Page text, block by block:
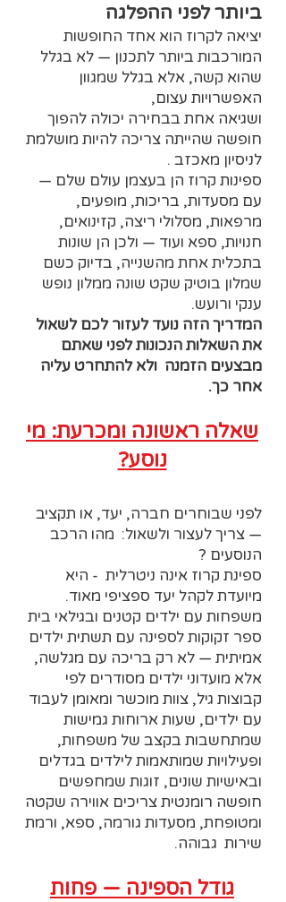
ביותר לפני ההפלגה
יציאה לקרוז הוא אחד החופשות
המורכבות ביותר לתכנון — לא בגלל
שהוא קשה, אלא בגלל שמגוון
האפשרויות עצום,
ושגיאה אחת בבחירה יכולה להפוך
חופשה שהייתה צריכה להיות מושלמת
לניסיון מאכזב .
ספינות קרוז הן בעצמן עולם שלם —
עם מסעדות, בריכות, מופעים,
מרפאות, מסלולי ריצה, קזינואים,
חנויות, ספא ועוד — ולכן הן שונות
בתכלית אחת מהשנייה, בדיוק כשם
שמלון בוטיק שקט שונה ממלון נופש
ענקי ורועש.
המדריך הזה נועד לעזור לכם לשאול
את השאלות הנכונות לפני שאתם
מבצעים הזמנה ולא להתחרט עליה
אחר כך.
שאלה ראשונה ומכרעת: מי
נוסע?
לפני שבוחרים חברה, יעד, או תקציב
— צריך לעצור ולשאול: מהו הרכב
הנוסעים ?
ספינת קרוז אינה ניטרלית - היא
מיועדת לקהל יעד ספציפי מאוד.
משפחות עם ילדים קטנים ובגילאי בית
ספר זקוקות לספינה עם תשתית ילדים
אמיתית — לא רק בריכה עם מגלשה,
אלא מועדוני ילדים מסודרים לפי
קבוצות גיל, צוות מוכשר ומאומן לעבוד
עם ילדים, שעות ארוחות גמישות
שמתחשבות בקצב של משפחות,
ופעילויות שמותאמות לילדים בגדלים
ובאישיות שונים, זוגות שמחפשים
חופשה רומנטית צריכים אווירה שקטה
ומטופחת, מסעדות גורמה, ספא, ורמת
שירות גבוהה.
גודל הספינה — פחות